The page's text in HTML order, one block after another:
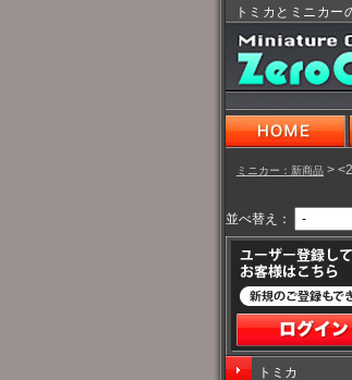
トミカとミニカー
ミニカー：新商品 >
並べ替え：
トミカ